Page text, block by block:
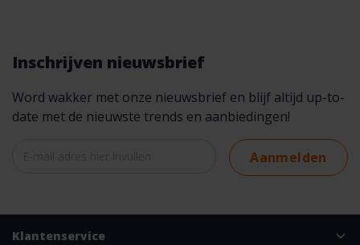
Inschrijven nieuwsbrief
Word wakker met onze nieuwsbrief en blijf altijd up-to-
date met de nieuwste trends en aanbiedingen!
Aanmelden
Klantenservice